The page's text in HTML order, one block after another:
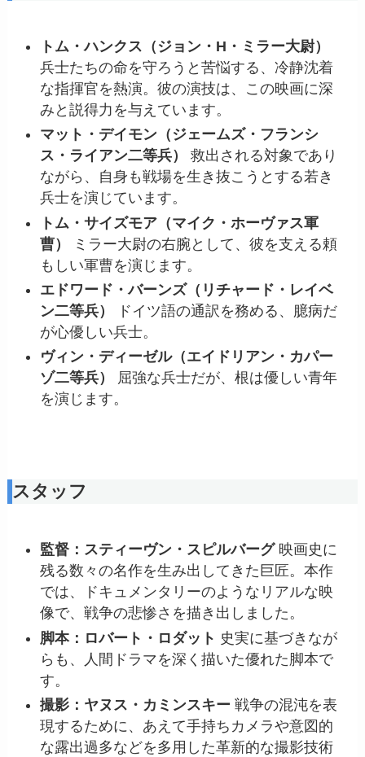
トム・ハンクス（ジョン・H・ミラー大尉）
兵士たちの命を守ろうと苦悩する、冷静沈着
な指揮官を熱演。彼の演技は、この映画に深
みと説得力を与えています。
マット・デイモン（ジェームズ・フランシ
ス・ライアン二等兵）
救出される対象であり
ながら、自身も戦場を生き抜こうとする若き
兵士を演じています。
トム・サイズモア（マイク・ホーヴァス軍
曹）
ミラー大尉の右腕として、彼を支える頼
もしい軍曹を演じます。
エドワード・バーンズ（リチャード・レイベ
ン二等兵）
ドイツ語の通訳を務める、臆病だ
が心優しい兵士。
ヴィン・ディーゼル（エイドリアン・カパー
ゾ二等兵）
屈強な兵士だが、根は優しい青年
を演じます。
スタッフ
監督：スティーヴン・スピルバーグ映画史に
残る数々の名作を生み出してきた巨匠。本作
では、ドキュメンタリーのようなリアルな映
像で、戦争の悲惨さを描き出しました。
脚本：ロバート・ロダット 史実に基づきなが
らも、人間ドラマを深く描いた優れた脚本で
す。
撮影：ヤヌス・カミンスキー 戦争の混沌を表
現するために、あえて手持ちカメラや意図的
な露出過多などを多用した革新的な撮影技術